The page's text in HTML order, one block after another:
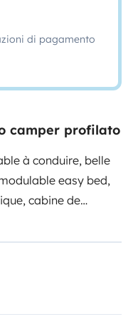
di pagamento
camper profilato
à conduire, belle
easy bed,
cabine de
+ lit pavillon..
de cuisine